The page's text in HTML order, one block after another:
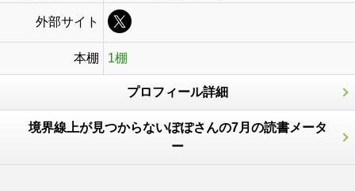
外部サイト
本棚 1棚
プロフィール詳細
境界線上が見つからないぽぽさんの7月の読書メータ
ー